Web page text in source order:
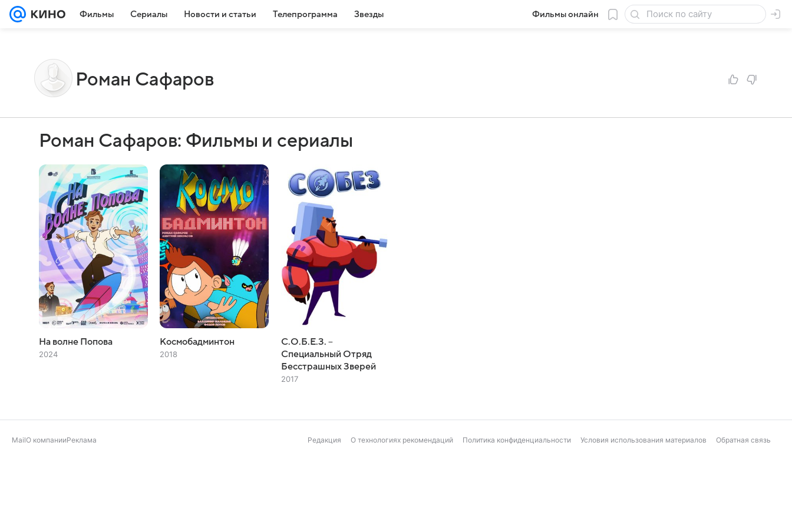
Фильмы Сериалы Новости и статьи Телепрограмма Звезды Фильмы онлайн
Роман Сафаров
Роман Сафаров: Фильмы и сериалы
На волне Попова
2024
Космобадминтон
2018
С.О.Б.Е.З. –
Специальный Отряд
Бесстрашных Зверей
2017
MailО компанииРеклама Редакция О технологиях рекомендаций Политика конфиденциальности Условия использования материалов Обратная связь